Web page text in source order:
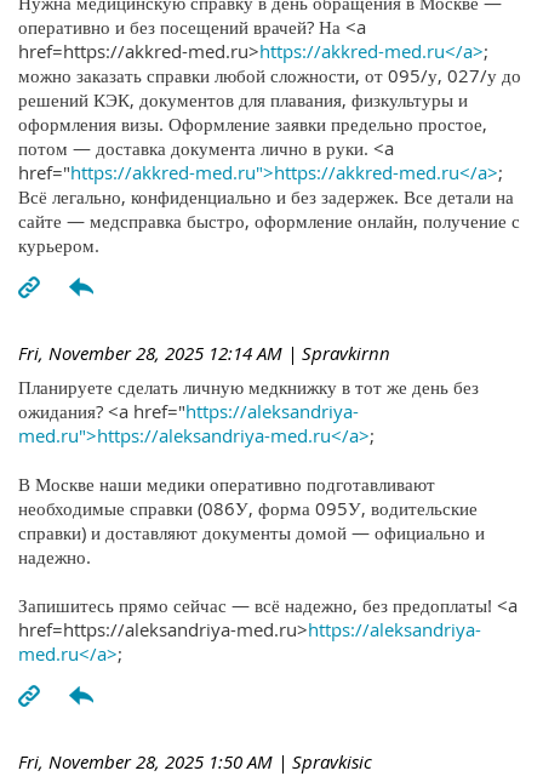
оперативно и без посещений врачей? На <a
href=https://akkred-med.ru>https://akkred-med.ru</a>;
можно заказать справки любой сложности, от 095/у, 027/у до
решений КЭК, документов для плавания, физкультуры и
оформления визы. Оформление заявки предельно простое,
потом — доставка документа лично в руки. <a
href="https://akkred-med.ru">https://akkred-med.ru</a>;
Всё легально, конфиденциально и без задержек. Все детали на
сайте — медсправка быстро, оформление онлайн, получение с
курьером.
Fri, November 28, 2025 12:14 AM | Spravkirnn
Планируете сделать личную медкнижку в тот же день без
ожидания? <a href="https://aleksandriya-
med.ru">https://aleksandriya-med.ru</a>;
В Москве наши медики оперативно подготавливают
необходимые справки (086У, форма 095У, водительские
справки) и доставляют документы домой — официально и
надежно.
Запишитесь прямо сейчас — всё надежно, без предоплаты! <a
href=https://aleksandriya-med.ru>https://aleksandriya-
med.ru</a>;
Fri, November 28, 2025 1:50 AM | Spravkisic